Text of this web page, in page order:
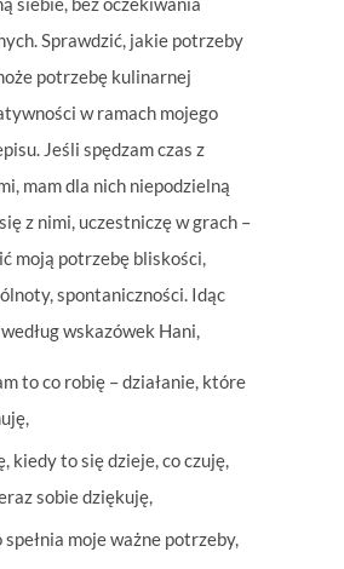
Sprawdzić, jakie potrzeby
potrzebę kulinarnej
w ramach mojego
Jeśli spędzam czas z
mam dla nich niepodzielną
z nimi, uczestniczę w grach –
moją potrzebę bliskości,
spontaniczności. Idąc
wskazówek Hani,
to co robię – działanie, które
kiedy to się dzieje, co czuję,
sobie dziękuję,
moje ważne potrzeby,